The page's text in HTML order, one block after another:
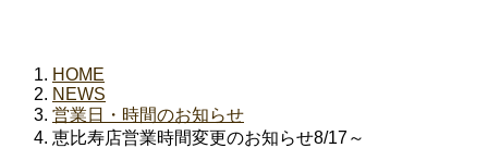
HOME
NEWS
営業日・時間のお知らせ
恵比寿店営業時間変更のお知らせ8/17～